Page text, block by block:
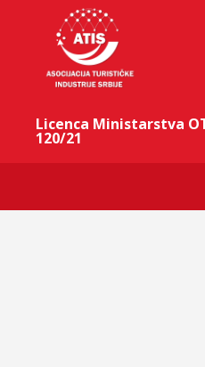
Licenca Ministarstva
120/21